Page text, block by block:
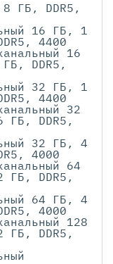
ГБ, DDR5,
16 ГБ, 1
4400
16
DDR5,
32 ГБ, 1
4400
32
DDR5,
32 ГБ, 4
4000
64
DDR5,
64 ГБ, 4
4000
128
DDR5,